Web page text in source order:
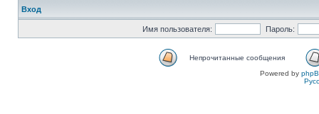
Вход
Имя пользователя: Пароль:
Непрочитанные сообщения
Powered by